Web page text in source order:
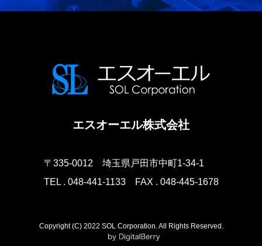
エスオーエル株式会社
〒335-0012 埼玉県戸田市中町1-34-1
TEL . 048-441-1133
FAX . 048-445-1678
Copyright (C) 2022 SOL Corporation. All Rights Reserved.